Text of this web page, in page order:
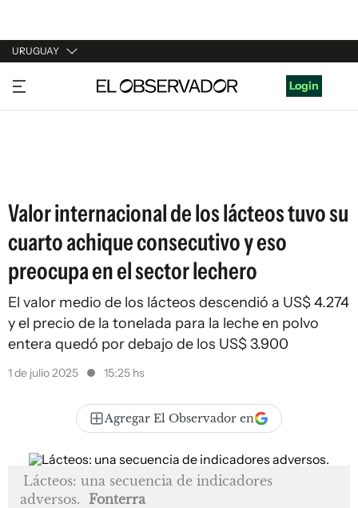
URUGUAY
URUGUAY
ARGENTINA
Login
Valor internacional de los lácteos tuvo su
cuarto achique consecutivo y eso
preocupa en el sector lechero
El valor medio de los lácteos descendió a US$ 4.274
y el precio de la tonelada para la leche en polvo
entera quedó por debajo de los US$ 3.900
1 de julio 2025 15:25 hs
Agregar El Observador en
Lácteos: una secuencia de indicadores
adversos. Fonterra